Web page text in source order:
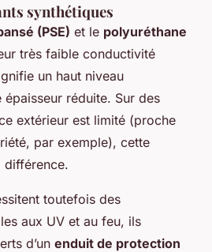
synthétiques
(PSE) et le polyuréthane
très faible conductivité
un haut niveau
épaisseur réduite. Sur des
extérieur est limité (proche
par exemple), cette
différence.
toutefois des
aux UV et au feu, ils
d’un enduit de protection